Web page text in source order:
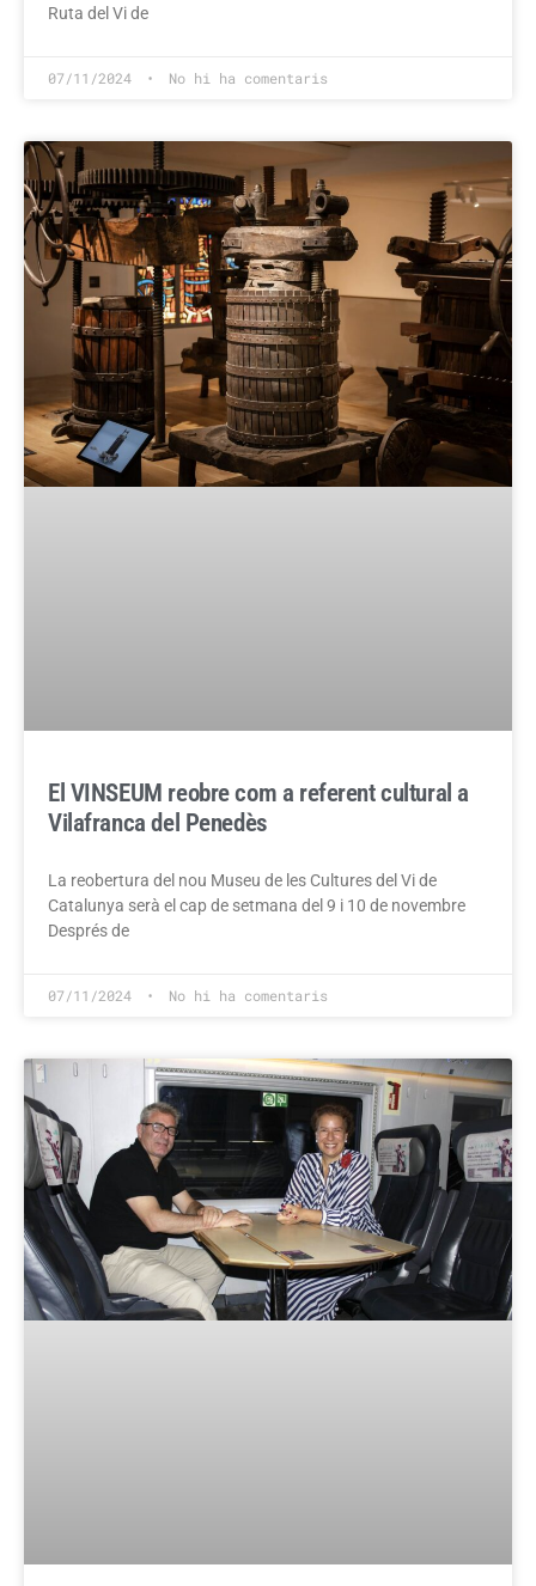
Ruta del Vi de
07/11/2024 No hi ha comentaris
El VINSEUM reobre com a referent cultural a
Vilafranca del Penedès
La reobertura del nou Museu de les Cultures del Vi de
Catalunya serà el cap de setmana del 9 i 10 de novembre
Després de
07/11/2024 No hi ha comentaris